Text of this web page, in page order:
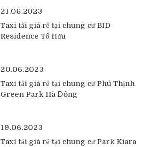
21.06.2023
Taxi tải giá rẻ tại chung cư BID
Residence Tố Hữu
20.06.2023
Taxi tải giá rẻ tại chung cư Phú Thịnh
Green Park Hà Đông
19.06.2023
Taxi tải giá rẻ tại chung cư Park Kiara